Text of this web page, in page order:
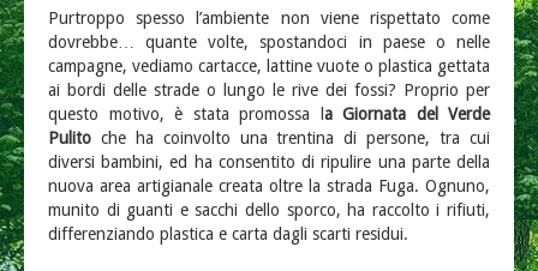
Purtroppo spesso l’ambiente non viene rispettato come
dovrebbe… quante volte, spostandoci in paese o nelle
campagne, vediamo cartacce, lattine vuote o plastica gettata
ai bordi delle strade o lungo le rive dei fossi? Proprio per
questo motivo, è stata promossa l a Giornata del Verde
Pulito che ha coinvolto una trentina di persone, tra cui
diversi bambini, ed ha consentito di ripulire una parte della
nuova area artigianale creata oltre la strada Fuga. Ognuno,
munito di guanti e sacchi dello sporco, ha raccolto i rifiuti,
differenziando plastica e carta dagli scarti residui.